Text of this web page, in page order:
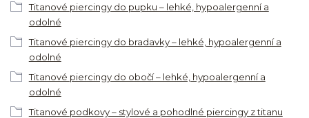
Titanové piercingy do pupku – lehké, hypoalergenní a
odolné
Titanové piercingy do bradavky – lehké, hypoalergenní a
odolné
Titanové piercingy do obočí – lehké, hypoalergenní a
odolné
Titanové podkovy – stylové a pohodlné piercingy z titanu